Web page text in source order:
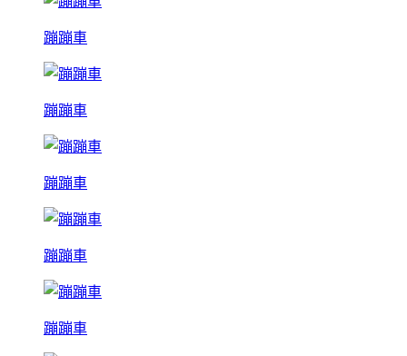
蹦蹦車
蹦蹦車
蹦蹦車
蹦蹦車
蹦蹦車